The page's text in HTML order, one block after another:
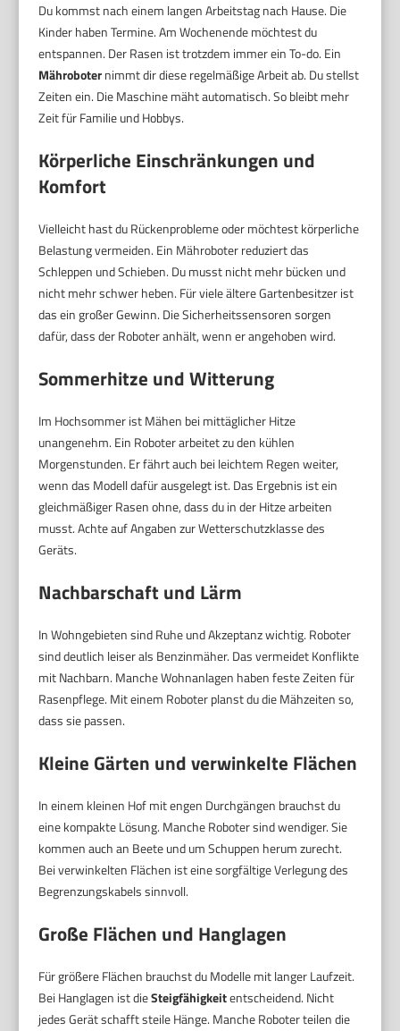
Du kommst nach einem langen Arbeitstag nach Hause. Die
Kinder haben Termine. Am Wochenende möchtest du
entspannen. Der Rasen ist trotzdem immer ein To-do. Ein
Mähroboternimmt dir diese regelmäßige Arbeit ab. Du stellst
Zeiten ein. Die Maschine mäht automatisch. So bleibt mehr
Zeit für Familie und Hobbys.
Körperliche Einschränkungen und
Komfort
Vielleicht hast du Rückenprobleme oder möchtest körperliche
Belastung vermeiden. Ein Mähroboter reduziert das
Schleppen und Schieben. Du musst nicht mehr bücken und
nicht mehr schwer heben. Für viele ältere Gartenbesitzer ist
das ein großer Gewinn. Die Sicherheitssensoren sorgen
dafür, dass der Roboter anhält, wenn er angehoben wird.
Sommerhitze und Witterung
Im Hochsommer ist Mähen bei mittäglicher Hitze
unangenehm. Ein Roboter arbeitet zu den kühlen
Morgenstunden. Er fährt auch bei leichtem Regen weiter,
wenn das Modell dafür ausgelegt ist. Das Ergebnis ist ein
gleichmäßiger Rasen ohne, dass du in der Hitze arbeiten
musst. Achte auf Angaben zur Wetterschutzklasse des
Geräts.
Nachbarschaft und Lärm
In Wohngebieten sind Ruhe und Akzeptanz wichtig. Roboter
sind deutlich leiser als Benzinmäher. Das vermeidet Konflikte
mit Nachbarn. Manche Wohnanlagen haben feste Zeiten für
Rasenpflege. Mit einem Roboter planst du die Mähzeiten so,
dass sie passen.
Kleine Gärten und verwinkelte Flächen
In einem kleinen Hof mit engen Durchgängen brauchst du
eine kompakte Lösung. Manche Roboter sind wendiger. Sie
kommen auch an Beete und um Schuppen herum zurecht.
Bei verwinkelten Flächen ist eine sorgfältige Verlegung des
Begrenzungskabels sinnvoll.
Große Flächen und Hanglagen
Für größere Flächen brauchst du Modelle mit langer Laufzeit.
Bei Hanglagen ist dieSteigfähigkeitentscheidend. Nicht
jedes Gerät schafft steile Hänge. Manche Roboter teilen die